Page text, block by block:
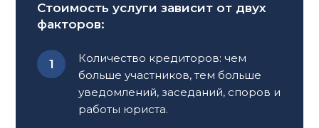
понимания законодательства и четкого
планирования действий. Самостоятельное
решение таких вопросов часто приводит к
потере времени и ресурсов.Юрист по
гражданским делам поможет вам избежать
ошибок и защитит ваши права в сложных
Стоимость услуги зависит от двух
факторов:
Количество кредиторов: чем
больше участников, тем больше
уведомлений, заседаний, споров и
работы юриста.